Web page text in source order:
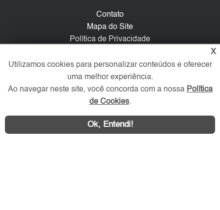
Contato
Mapa do Site
Política de Privacidade
Verificada por
X
Utilizamos cookies para personalizar conteúdos e oferecer
uma melhor experiência.
Ao navegar neste site, você concorda com a nossa Política
de Cookies.
Ok, Entendi!